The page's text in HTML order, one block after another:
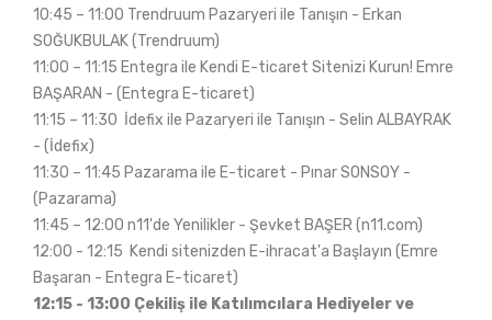
10:45 – 11:00 Trendruum Pazaryeri ile Tanışın - Erkan
SOĞUKBULAK (Trendruum)
11:00 – 11:15 Entegra ile Kendi E-ticaret Sitenizi Kurun! Emre
BAŞARAN - (Entegra E-ticaret)
11:15 – 11:30 İdefix ile Pazaryeri ile Tanışın - Selin ALBAYRAK
- (İdefix)
11:30 – 11:45 Pazarama ile E-ticaret - Pınar SONSOY -
(Pazarama)
11:45 – 12:00 n11'de Yenilikler - Şevket BAŞER (n11.com)
12:00 - 12:15 Kendi sitenizden E-ihracat'a Başlayın (Emre
Başaran - Entegra E-ticaret)
12:15 - 13:00 Çekiliş ile Katılımcılara Hediyeler ve